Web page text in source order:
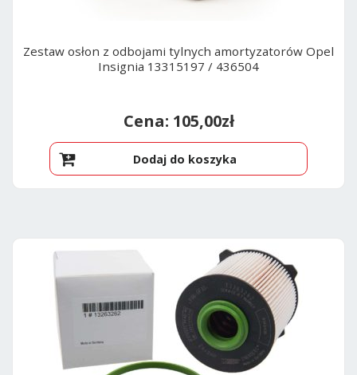
Zestaw osłon z odbojami tylnych amortyzatorów Opel
Insignia 13315197 / 436504
105,00zł
Dodaj do koszyka